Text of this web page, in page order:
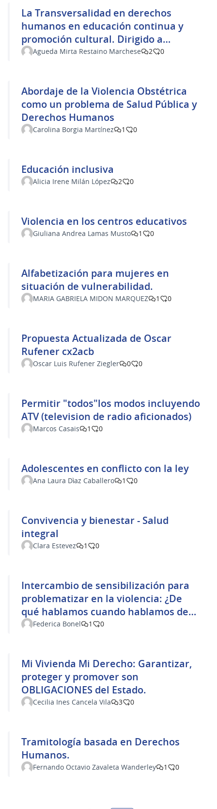
La Transversalidad en derechos
humanos en educación continua y
promoción cultural. Dirigido a
Personas Mayores y Personas adultas
Agueda Mirta Restaino Marchese 2 0
Abordaje de la Violencia Obstétrica
como un problema de Salud Pública y
Derechos Humanos
Carolina Borgia Martínez 1 0
Educación inclusiva
Alicia Irene Milán López 2 0
Violencia en los centros educativos
Giuliana Andrea Lamas Musto 1 0
Alfabetización para mujeres en
situación de vulnerabilidad.
MARIA GABRIELA MIDON MARQUEZ 1 0
Propuesta Actualizada de Oscar
Rufener cx2acb
Oscar Luis Rufener Ziegler 0 0
Permitir "todos"los modos incluyendo
ATV (television de radio aficionados)
Marcos Casais 1 0
Adolescentes en conflicto con la ley
Ana Laura Dìaz Caballero 1 0
Convivencia y bienestar - Salud
integral
Clara Estevez 1 0
Intercambio de sensibilización para
problematizar en la violencia: ¿De
qué hablamos cuando hablamos de
violencia basada en género?
Federica Bonel 1 0
Mi Vivienda Mi Derecho: Garantizar,
proteger y promover son
OBLIGACIONES del Estado.
Cecilia Ines Cancela Vila 3 0
Tramitología basada en Derechos
Humanos.
Fernando Octavio Zavaleta Wanderley 1 0